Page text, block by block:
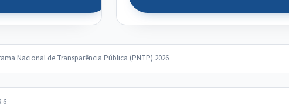
Nacional de Transparência Pública (PNTP) 2026